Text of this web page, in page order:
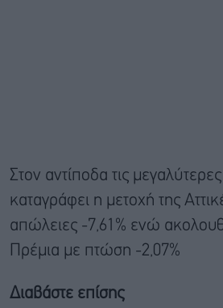
Στον αντίποδα τις
καταγράφει η μετοχή της
απώλειες -7,61% ενώ
Πρέμια με πτώση -2,07%
Διαβάστε επίσης